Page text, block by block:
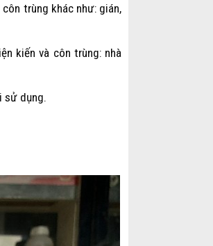
trùng khác như: gián,
kiến và côn trùng: nhà
sử dụng.